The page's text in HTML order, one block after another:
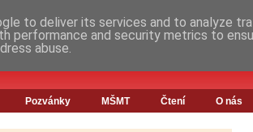
Pozvánky MŠMT Čtení O nás
to deliver its services and to analyze
performance and security metrics to
abuse.